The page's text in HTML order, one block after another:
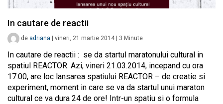
In cautare de reactii
de adriana vineri, 21 martie 2014 3 Minute
In cautare de reactii : se da startul maratonului cultural in
spatiul REACTOR. Azi, vineri 21.03.2014, incepand cu ora
17:00, are loc lansarea spatiului REACTOR – de creatie si
experiment, moment in care se va da startul unui maraton
cultural ce va dura 24 de ore! Intr-un spatiu si o formula